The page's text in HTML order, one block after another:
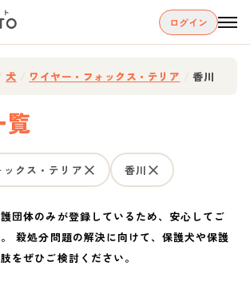
ログイン
犬 ワイヤー・フォックス・テリア 香川
覧
ックス・テリア 香川
団体のみが登録しているため、安心してご
殺処分問題の解決に向けて、保護犬や保護
をぜひご検討ください。